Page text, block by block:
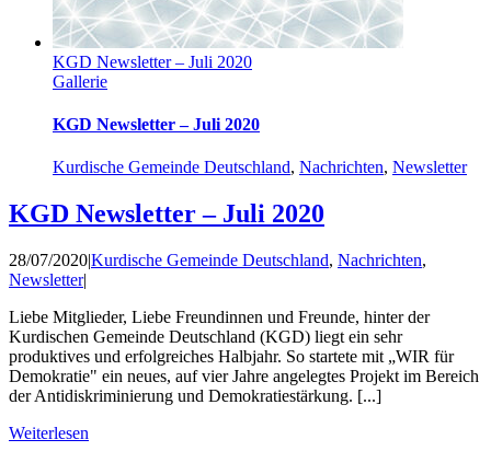
KGD Newsletter – Juli 2020
Gallerie
KGD Newsletter – Juli 2020
Kurdische Gemeinde Deutschland, Nachrichten, Newsletter
KGD Newsletter – Juli 2020
28/07/2020|Kurdische Gemeinde Deutschland, Nachrichten,
Newsletter|
Liebe Mitglieder, Liebe Freundinnen und Freunde, hinter der
Kurdischen Gemeinde Deutschland (KGD) liegt ein sehr
produktives und erfolgreiches Halbjahr. So startete mit „WIR für
Demokratie" ein neues, auf vier Jahre angelegtes Projekt im Bereich
der Antidiskriminierung und Demokratiestärkung. [...]
Weiterlesen